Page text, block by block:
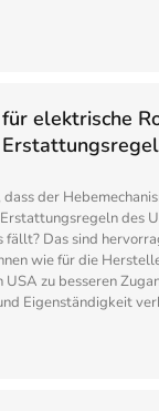
elektrische
der
des
fällt? Das sind
wie für die
USA zu besseren
Eigenständigkeit